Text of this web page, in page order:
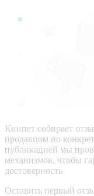
Кинпет собирает
продавцом по
публикацией мы
механизмов, чтобы
достоверность
Оставить первый